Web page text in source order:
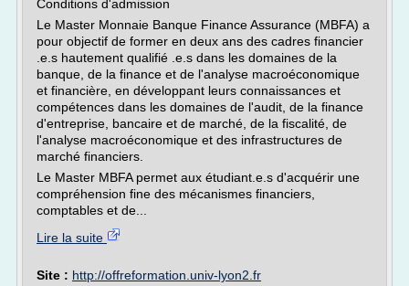
Conditions d'admission
Le Master Monnaie Banque Finance Assurance (MBFA) a
pour objectif de former en deux ans des cadres financier
.e.s hautement qualifié .e.s dans les domaines de la
banque, de la finance et de l'analyse macroéconomique
et financière, en développant leurs connaissances et
compétences dans les domaines de l'audit, de la finance
d'entreprise, bancaire et de marché, de la fiscalité, de
l'analyse macroéconomique et des infrastructures de
marché financiers.
Le Master MBFA permet aux étudiant.e.s d'acquérir une
compréhension fine des mécanismes financiers,
comptables et de...
Lire la suite
Site : http://offreformation.univ-lyon2.fr